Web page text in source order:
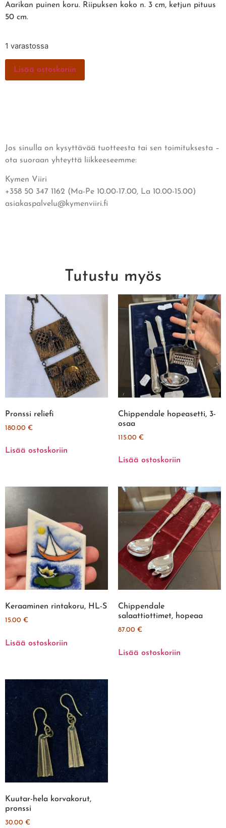
Aarikan puinen koru. Riipuksen koko n. 3 cm, ketjun pituus
50 cm.
1 varastossa
Lisää ostoskoriin
Jos sinulla on kysyttävää tuotteesta tai sen toimituksesta –
ota suoraan yhteyttä liikkeeseemme:
Kymen Viiri
+358 50 347 1162 (Ma-Pe 10.00-17.00, La 10.00-15.00)
asiakaspalvelu@kymenviiri.fi
Tutustu myös
Pronssi reliefi
180.00 €
Lisää ostoskoriin
Chippendale hopeasetti, 3-
osaa
115.00 €
Lisää ostoskoriin
Keraaminen rintakoru, HL-S
15.00 €
Lisää ostoskoriin
Chippendale
salaattiottimet, hopeaa
87.00 €
Lisää ostoskoriin
Kuutar-hela korvakorut,
pronssi
30.00 €